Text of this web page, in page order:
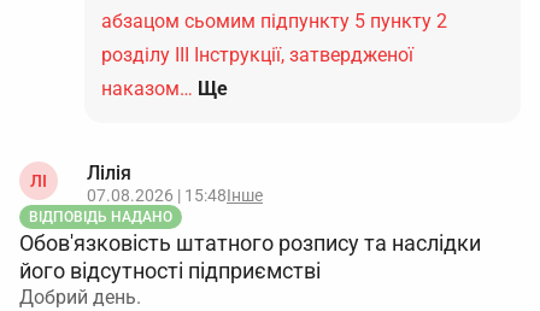
абзацом сьомим підпункту 5 пункту 2
розділу ІІІ Інструкції, затвердженої
наказом… Ще
ЛІ Лілія
07.08.2026 | 15:48Інше
ВІДПОВІДЬ НАДАНО
Обов'язковість штатного розпису та наслідки
його відсутності підприємстві
Добрий день.